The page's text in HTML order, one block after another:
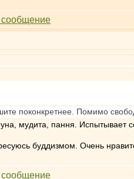
поконкретнее. Помимо
мудита, пання. Испытывает
буддизмом. Очень